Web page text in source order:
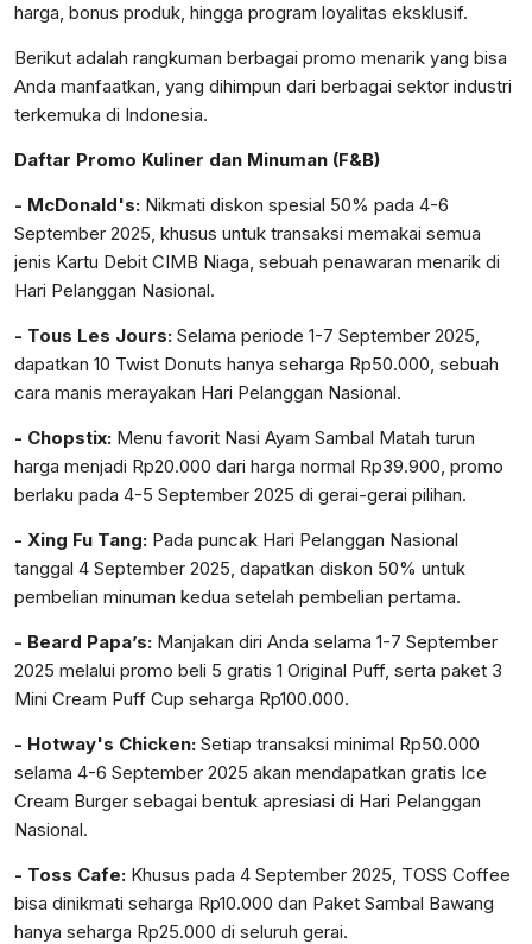
harga, bonus produk, hingga program loyalitas eksklusif.
Berikut adalah rangkuman berbagai promo menarik yang bisa
Anda manfaatkan, yang dihimpun dari berbagai sektor industri
terkemuka di Indonesia.
Daftar Promo Kuliner dan Minuman (F&B)
- McDonald's: Nikmati diskon spesial 50% pada 4-6
September 2025, khusus untuk transaksi memakai semua
jenis Kartu Debit CIMB Niaga, sebuah penawaran menarik di
Hari Pelanggan Nasional.
- Tous Les Jours: Selama periode 1-7 September 2025,
dapatkan 10 Twist Donuts hanya seharga Rp50.000, sebuah
cara manis merayakan Hari Pelanggan Nasional.
- Chopstix: Menu favorit Nasi Ayam Sambal Matah turun
harga menjadi Rp20.000 dari harga normal Rp39.900, promo
berlaku pada 4-5 September 2025 di gerai-gerai pilihan.
- Xing Fu Tang: Pada puncak Hari Pelanggan Nasional
tanggal 4 September 2025, dapatkan diskon 50% untuk
pembelian minuman kedua setelah pembelian pertama.
- Beard Papa’s: Manjakan diri Anda selama 1-7 September
2025 melalui promo beli 5 gratis 1 Original Puff, serta paket 3
Mini Cream Puff Cup seharga Rp100.000.
- Hotway's Chicken: Setiap transaksi minimal Rp50.000
selama 4-6 September 2025 akan mendapatkan gratis Ice
Cream Burger sebagai bentuk apresiasi di Hari Pelanggan
Nasional.
- Toss Cafe: Khusus pada 4 September 2025, TOSS Coffee
bisa dinikmati seharga Rp10.000 dan Paket Sambal Bawang
hanya seharga Rp25.000 di seluruh gerai.